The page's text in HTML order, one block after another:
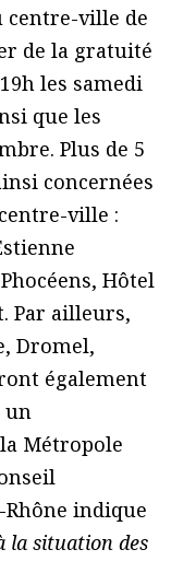
centre-ville de
de la gratuité
les samedi
que les
Plus de 5
concernées
ville :
Hôtel
Par ailleurs,
Dromel,
également
un
Métropole
indique
la situation des